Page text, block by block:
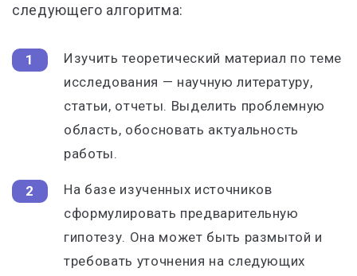
следующего алгоритма:
Изучить теоретический материал по теме
исследования — научную литературу,
статьи, отчеты. Выделить проблемную
область, обосновать актуальность
работы.
На базе изученных источников
сформулировать предварительную
гипотезу. Она может быть размытой и
требовать уточнения на следующих